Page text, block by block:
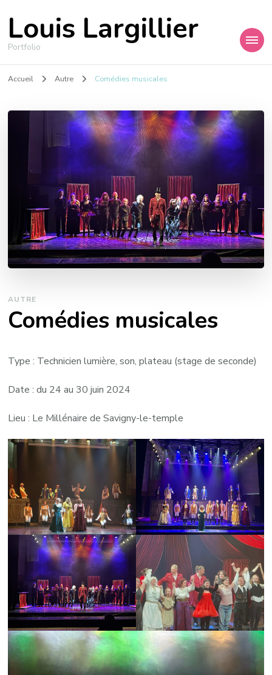
Louis Largillier
Portfolio
Accueil Autre Comédies musicales
AUTRE
Comédies musicales
Type : Technicien lumière, son, plateau (stage de seconde)
Date : du 24 au 30 juin 2024
Lieu : Le Millénaire de Savigny-le-temple